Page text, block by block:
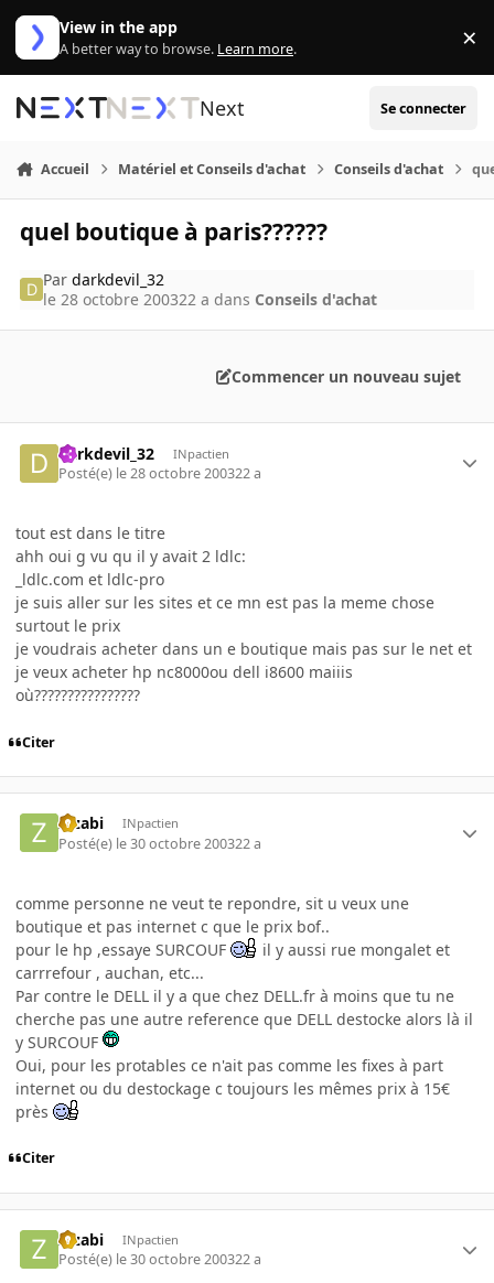
Aller au contenu
View in the app
A better way to browse. Learn more. ×
Next Se connecter
Accueil Matériel et Conseils d'achat Conseils d'achat
quel boutique à paris??????
Pardarkdevil_32
le 28 octobre 200322 a dans Conseils d'achat
Commencer un nouveau sujet
darkdevil_32 INpactien
Posté(e) le 28 octobre 200322 a
tout est dans le titre
ahh oui g vu qu il y avait 2 ldlc:
_ldlc.com et ldlc-pro
je suis aller sur les sites et ce mn est pas la meme chose
surtout le prix
je voudrais acheter dans un e boutique mais pas sur le net et
je veux acheter hp nc8000ou dell i8600 maiiis
où????????????????
Citer
z_zabi INpactien
Posté(e) le 30 octobre 200322 a
comme personne ne veut te repondre, sit u veux une
boutique et pas internet c que le prix bof..
pour le hp ,essaye SURCOUF
il y aussi rue mongalet et
carrrefour , auchan, etc...
Par contre le DELL il y a que chez DELL.fr à moins que tu ne
cherche pas une autre reference que DELL destocke alors là il
y SURCOUF
Oui, pour les protables ce n'ait pas comme les fixes à part
internet ou du destockage c toujours les mêmes prix à 15€
près
Citer
z_zabi INpactien
Posté(e) le 30 octobre 200322 a